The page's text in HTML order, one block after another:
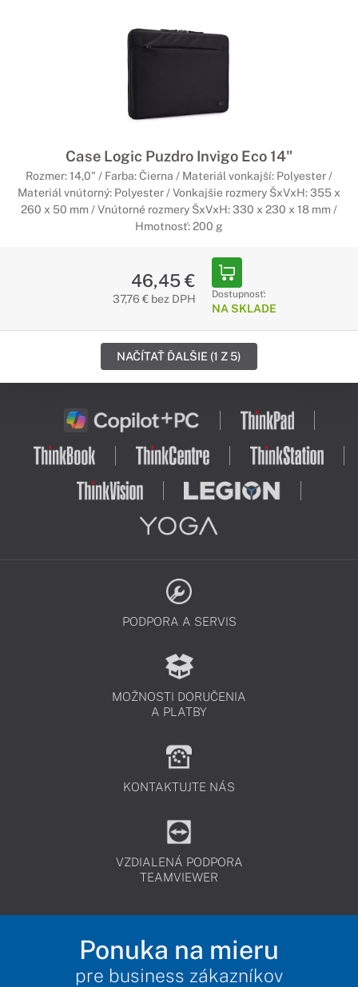
Case Logic Puzdro Invigo Eco 14"
Rozmer: 14,0" / Farba: Čierna / Materiál vonkajší: Polyester /
Materiál vnútorný: Polyester / Vonkajšie rozmery ŠxVxH: 355 x
260 x 50 mm / Vnútorné rozmery ŠxVxH: 330 x 230 x 18 mm /
Hmotnosť: 200 g
46,45 €
37,76 € bez DPH Dostupnosť:
NA SKLADE
NAČÍTAŤ ĎALŠIE (1 Z 5)
PODPORA A SERVIS
MOŽNOSTI DORUČENIA
A PLATBY
KONTAKTUJTE NÁS
VZDIALENÁ PODPORA
TEAMVIEWER
Ponuka na mieru
pre business zákazníkov